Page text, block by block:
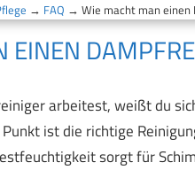
→ FAQ → Wie macht man einen
arbeitest, weißt du
ist die richtige
sorgt für